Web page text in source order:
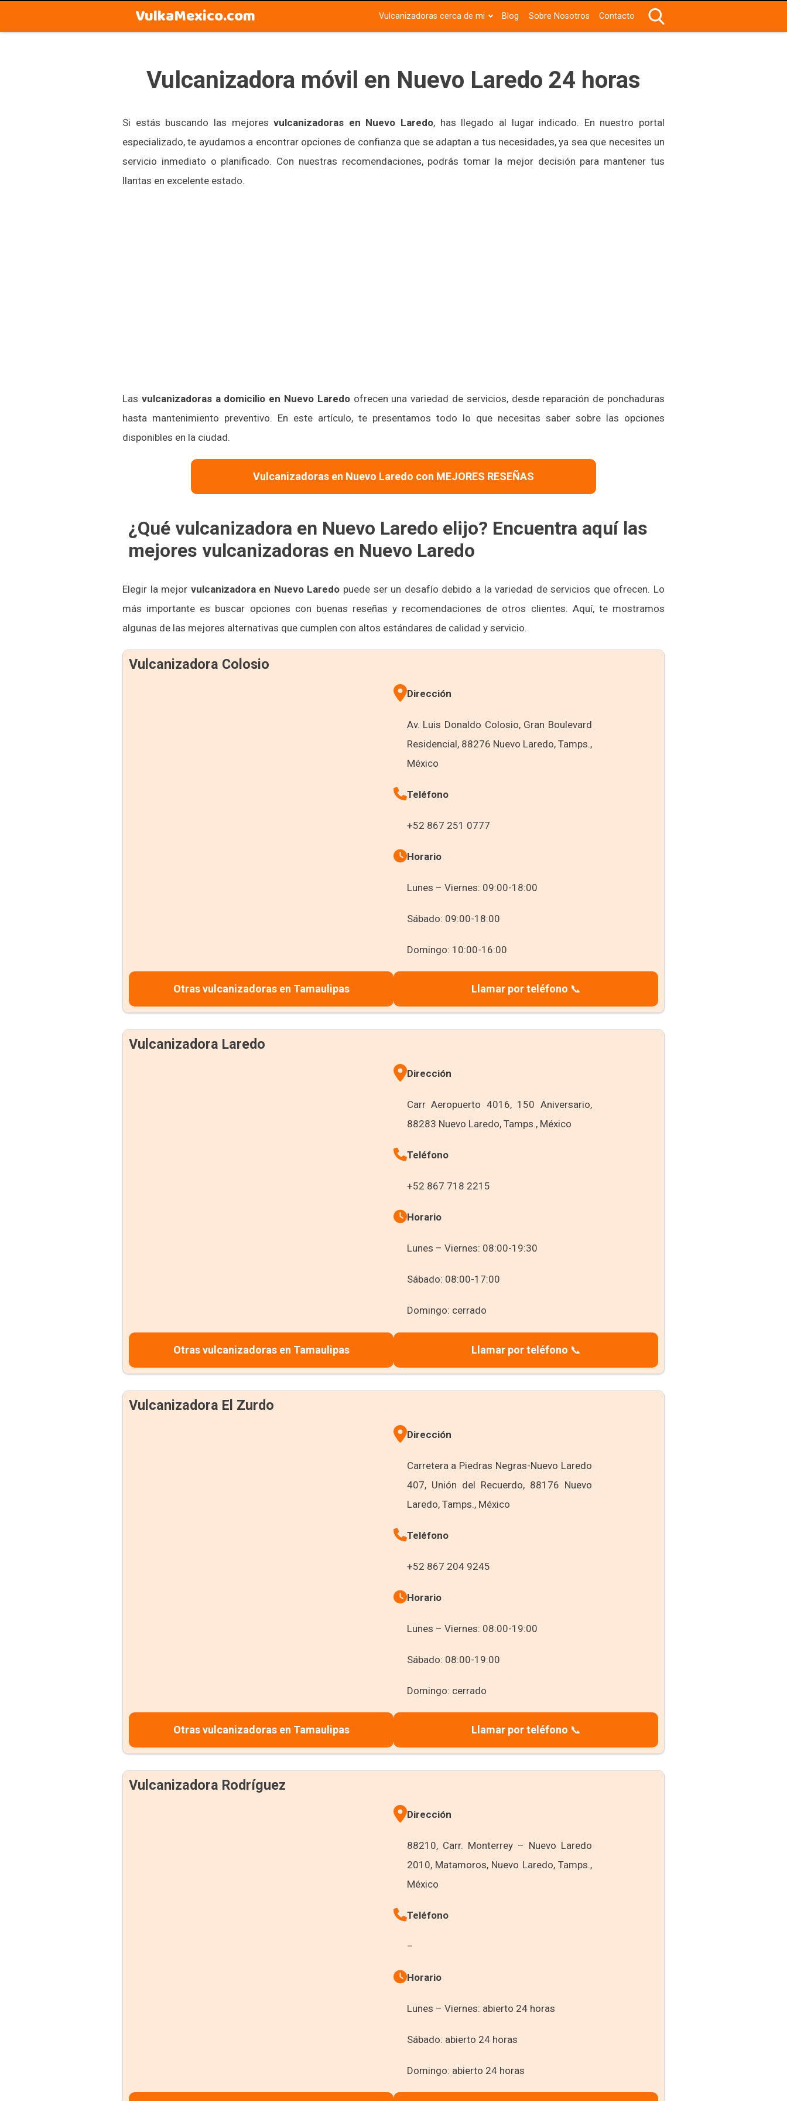
VulkaMexico.com Vulcanizadoras cerca de mi Blog Sobre Nosotros Contacto
Vulcanizadora móvil en Nuevo Laredo 24 horas
Si estás buscando las mejoresvulcanizadoras en Nuevo Laredo, has llegado al lugar indicado. En nuestro portal
especializado, te ayudamos a encontrar opciones de confianza que se adaptan a tus necesidades, ya sea que necesites un
servicio inmediato o planificado. Con nuestras recomendaciones, podrás tomar la mejor decisión para mantener tus
llantas en excelente estado.
Las vulcanizadoras a domicilio en Nuevo Laredoofrecen una variedad de servicios, desde reparación de ponchaduras
hasta mantenimiento preventivo. En este artículo, te presentamos todo lo que necesitas saber sobre las opciones
disponibles en la ciudad.
Vulcanizadoras en Nuevo Laredo con MEJORES RESEÑAS
¿Qué vulcanizadora en Nuevo Laredo elijo? Encuentra aquí las
mejores vulcanizadoras en Nuevo Laredo
Elegir la mejor vulcanizadora en Nuevo Laredo puede ser un desafío debido a la variedad de servicios que ofrecen. Lo
más importante es buscar opciones con buenas reseñas y recomendaciones de otros clientes. Aquí, te mostramos
algunas de las mejores alternativas que cumplen con altos estándares de calidad y servicio.
Vulcanizadora Colosio
Dirección
Av. Luis Donaldo Colosio, Gran Boulevard
Residencial, 88276 Nuevo Laredo, Tamps.,
México
Teléfono
+52 867 251 0777
Horario
Lunes – Viernes: 09:00-18:00
Sábado: 09:00-18:00
Domingo: 10:00-16:00
Otras vulcanizadoras en Tamaulipas Llamar por teléfono 📞
Vulcanizadora Laredo
Dirección
Carr Aeropuerto 4016, 150 Aniversario,
88283 Nuevo Laredo, Tamps., México
Teléfono
+52 867 718 2215
Horario
Lunes – Viernes: 08:00-19:30
Sábado: 08:00-17:00
Domingo: cerrado
Otras vulcanizadoras en Tamaulipas Llamar por teléfono 📞
Vulcanizadora El Zurdo
Dirección
Carretera a Piedras Negras-Nuevo Laredo
407, Unión del Recuerdo, 88176 Nuevo
Laredo, Tamps., México
Teléfono
+52 867 204 9245
Horario
Lunes – Viernes: 08:00-19:00
Sábado: 08:00-19:00
Domingo: cerrado
Otras vulcanizadoras en Tamaulipas Llamar por teléfono 📞
Vulcanizadora Rodríguez
Dirección
88210, Carr. Monterrey – Nuevo Laredo
2010, Matamoros, Nuevo Laredo, Tamps.,
México
Teléfono
–
Horario
Lunes – Viernes: abierto 24 horas
Sábado: abierto 24 horas
Domingo: abierto 24 horas